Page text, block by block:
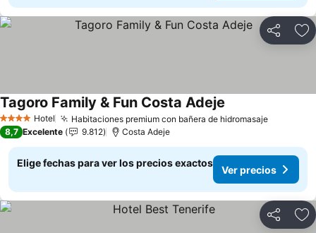
Compartir
4 EstrellasHotel Habitaciones premium con bañera de hidromasajeVer
Tagoro Family & Fun Costa Adeje
8,7 Excelente 9.812 Costa Adeje
Elige fechas para ver los precios exactos
Ver precios
Compartir